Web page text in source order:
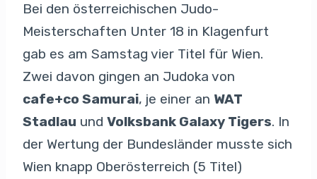
Bei den österreichischen Judo-
Meisterschaften Unter 18 in Klagenfurt
gab es am Samstag vier Titel für Wien.
Zwei davon gingen an Judoka von
cafe+co Samurai, je einer an WAT
Stadlau und Volksbank Galaxy Tigers. In
der Wertung der Bundesländer musste sich
Wien knapp Oberösterreich (5 Titel)